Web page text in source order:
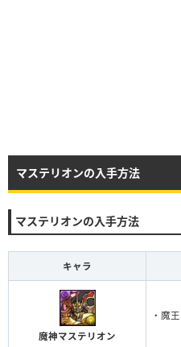
マステリオンの入手方法
マステリオンの入手方法
キャラ
魔神マステリオン
・魔